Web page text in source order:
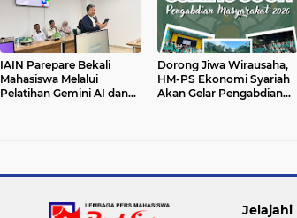
IAIN Parepare Bekali
Mahasiswa Melalui
Pelatihan Gemini AI dan
Dorong Jiwa Wirausaha,
HM-PS Ekonomi Syariah
Akan Gelar Pengabdian
Jelajahi